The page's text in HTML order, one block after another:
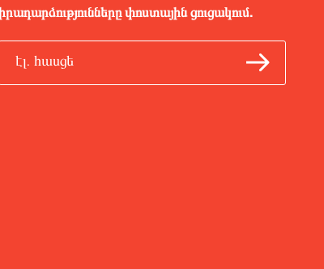
իրադարձությունները փոստային ցուցակում.